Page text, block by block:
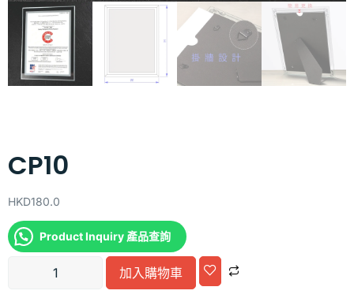
CP10
HKD180.0
Product Inquiry 產品查詢
加入購物車